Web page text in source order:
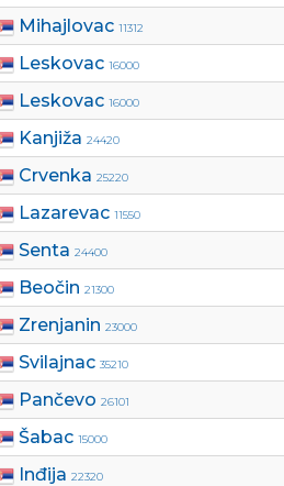
Mihajlovac 11312
Leskovac 16000
Leskovac 16000
Kanjiža 24420
Crvenka 25220
Lazarevac 11550
Senta 24400
Beočin 21300
Zrenjanin 23000
Svilajnac 35210
Pančevo 26101
Šabac 15000
Inđija 22320